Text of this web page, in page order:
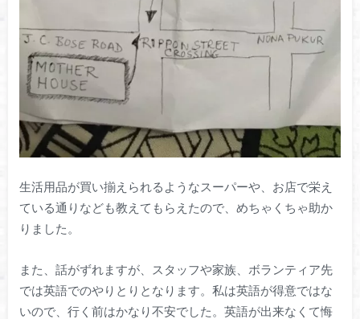
生活用品が買い揃えられるようなスーパーや、お店で栄え
ている通りなども教えてもらえたので、めちゃくちゃ助か
りました。
また、話がずれますが、スタッフや家族、ボランティア先
では英語でのやりとりとなります。私は英語が得意ではな
いので、行く前はかなり不安でした。英語が出来なくて悔